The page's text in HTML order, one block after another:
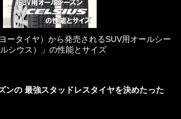
ータイヤ）から発売されるSUV用オールシー
シウス）」の性能とサイズ
ンの 最強スタッドレスタイヤを決めたった